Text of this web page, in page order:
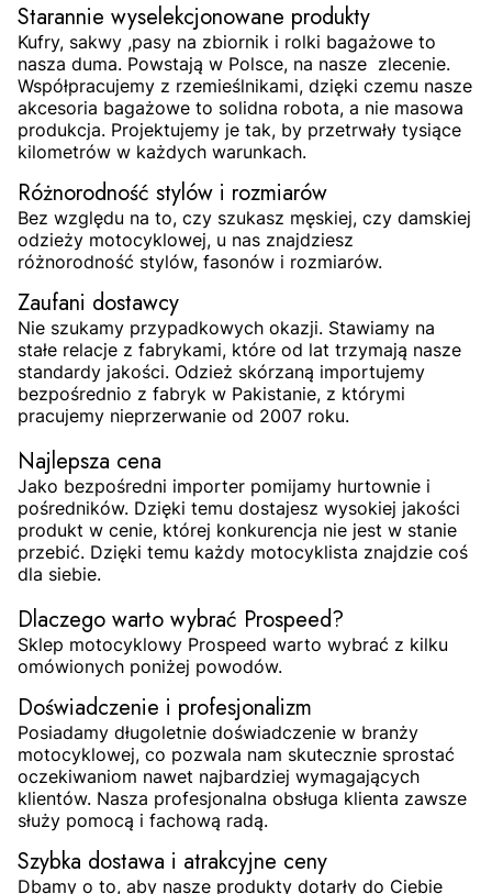
Starannie wyselekcjonowane produkty
Kufry, sakwy ,pasy na zbiornik i rolki bagażowe to
nasza duma. Powstają w Polsce, na nasze zlecenie.
Współpracujemy z rzemieślnikami, dzięki czemu nasze
akcesoria bagażowe to solidna robota, a nie masowa
produkcja. Projektujemy je tak, by przetrwały tysiące
kilometrów w każdych warunkach.
Różnorodność stylów i rozmiarów
Bez względu na to, czy szukasz męskiej, czy damskiej
odzieży motocyklowej, u nas znajdziesz
różnorodność stylów, fasonów i rozmiarów.
Zaufani dostawcy
Nie szukamy przypadkowych okazji. Stawiamy na
stałe relacje z fabrykami, które od lat trzymają nasze
standardy jakości. Odzież skórzaną importujemy
bezpośrednio z fabryk w Pakistanie, z którymi
pracujemy nieprzerwanie od 2007 roku.
Najlepsza cena
Jako bezpośredni importer pomijamy hurtownie i
pośredników. Dzięki temu dostajesz wysokiej jakości
produkt w cenie, której konkurencja nie jest w stanie
przebić. Dzięki temu każdy motocyklista znajdzie coś
dla siebie.
Dlaczego warto wybrać Prospeed?
Sklep motocyklowy Prospeed warto wybrać z kilku
omówionych poniżej powodów.
Doświadczenie i profesjonalizm
Posiadamy długoletnie doświadczenie w branży
motocyklowej, co pozwala nam skutecznie sprostać
oczekiwaniom nawet najbardziej wymagających
klientów. Nasza profesjonalna obsługa klienta zawsze
służy pomocą i fachową radą.
Szybka dostawa i atrakcyjne ceny
Dbamy o to, aby nasze produkty dotarły do Ciebie